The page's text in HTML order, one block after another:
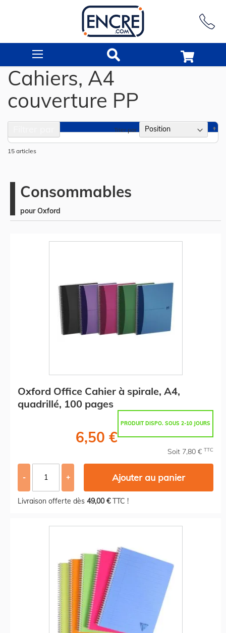
Cahiers, A4
couverture PP
15 articles
Trier par
Consommables
pour Oxford
Oxford Office Cahier à spirale, A4,
quadrillé, 100 pages
PRODUIT DISPO. SOUS 2-10 JOURS
6,50 €
Soit 7,80 € TTC
- + Ajouter au panier
Livraison offerte dès 49,00 €TTC !